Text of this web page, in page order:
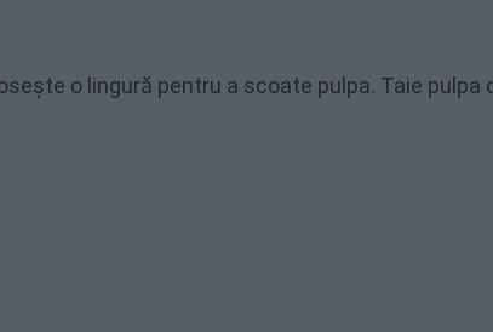
o lingură pentru a scoate pulpa. Taie pulpa